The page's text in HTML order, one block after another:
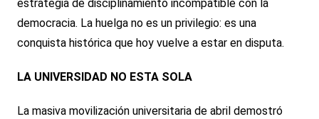
estrategia de disciplinamiento incompatible con la
democracia. La huelga no es un privilegio: es una
conquista histórica que hoy vuelve a estar en disputa.
LA UNIVERSIDAD NO ESTA SOLA
La masiva movilización universitaria de abril demostró